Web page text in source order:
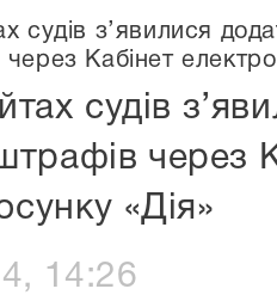
судів з’явилися
Кабінет
судів
через
«Дія»
14:26